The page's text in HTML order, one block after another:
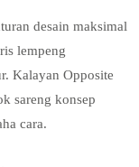
desain maksimal
lempeng
Kalayan Opposite
sareng konsep
cara.